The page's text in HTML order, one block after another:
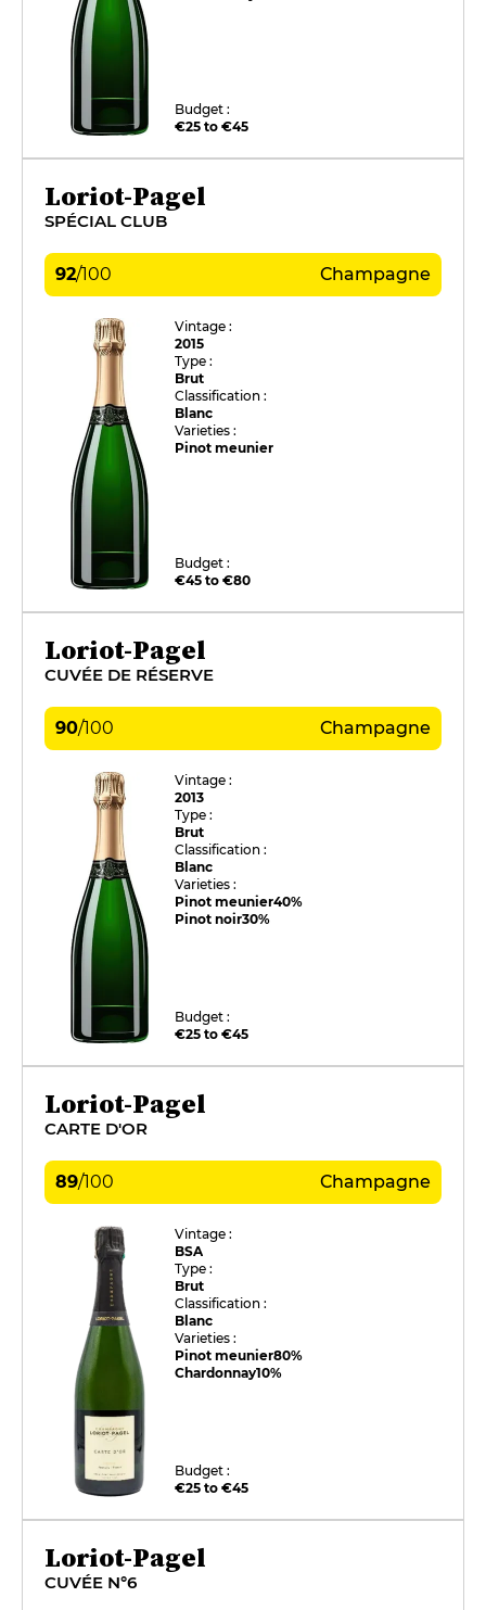
Budget :
€25 to €45
Loriot-Pagel
SPÉCIAL CLUB
92/100 Champagne
Vintage :
2015
Type :
Brut
Classification :
Blanc
Varieties :
Pinot meunier
Budget :
€45 to €80
Loriot-Pagel
CUVÉE DE RÉSERVE
90/100 Champagne
Vintage :
2013
Type :
Brut
Classification :
Blanc
Varieties :
Pinot meunier40%
Pinot noir30%
Budget :
€25 to €45
Loriot-Pagel
CARTE D'OR
89/100 Champagne
Vintage :
BSA
Type :
Brut
Classification :
Blanc
Varieties :
Pinot meunier80%
Chardonnay10%
Budget :
€25 to €45
Loriot-Pagel
CUVÉE N°6